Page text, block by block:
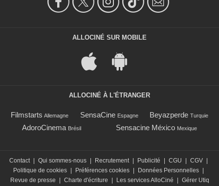
ALLOCINÉ SUR MOBILE
ALLOCINÉ À L'ÉTRANGER
Filmstarts Allemagne SensaCine Espagne Beyazperde Turquie
AdoroCinema Brésil Sensacine México Mexique
Contact | Qui sommes-nous | Recrutement | Publicité | CGU | CGV |
Politique de cookies | Préférences cookies | Données Personnelles |
Revue de presse
| Charte d'écriture | Les services AlloCiné | Gérer Utiq